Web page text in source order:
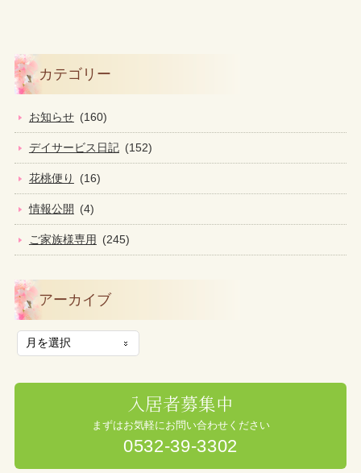
カテゴリー
お知らせ (160)
デイサービス日記 (152)
花桃便り (16)
情報公開 (4)
ご家族様専用 (245)
アーカイブ
入居者募集中
まずはお気軽にお問い合わせください
0532-39-3302